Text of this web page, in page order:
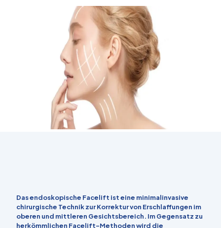
Das endoskopische Facelift ist eine minimalinvasive
chirurgische Technik zur Korrektur von Erschlaffungen im
oberen und mittleren Gesichtsbereich. Im Gegensatz zu
herkömmlichen Facelift-Methoden wird die